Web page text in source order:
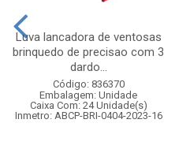
Luva lancadora de ventosas
brinquedo de precisao com 3
dardo...
Código: 836370
Embalagem: Unidade
Caixa Com: 24 Unidade(s)
Inmetro: ABCP-BRI-0404-2023-16